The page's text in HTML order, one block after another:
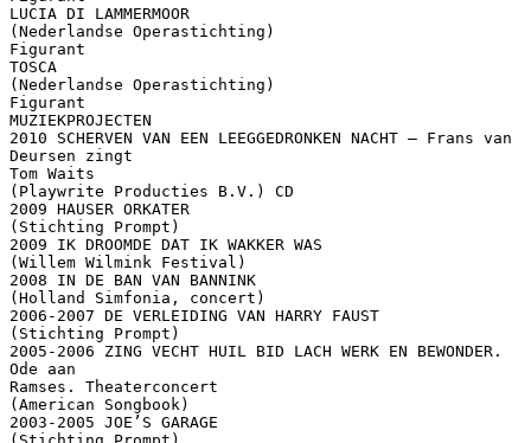
LUCIA DI LAMMERMOOR
(Nederlandse Operastichting)
Figurant
TOSCA
(Nederlandse Operastichting)
Figurant
MUZIEKPROJECTEN
2010 SCHERVEN VAN EEN LEEGGEDRONKEN NACHT – Frans van
Deursen zingt
Tom Waits
(Playwrite Producties B.V.) CD
2009 HAUSER ORKATER
(Stichting Prompt)
2009 IK DROOMDE DAT IK WAKKER WAS
(Willem Wilmink Festival)
2008 IN DE BAN VAN BANNINK
(Holland Simfonia, concert)
2006-2007 DE VERLEIDING VAN HARRY FAUST
(Stichting Prompt)
2005-2006 ZING VECHT HUIL BID LACH WERK EN BEWONDER.
Ode aan
Ramses. Theaterconcert
(American Songbook)
2003-2005 JOE’S GARAGE